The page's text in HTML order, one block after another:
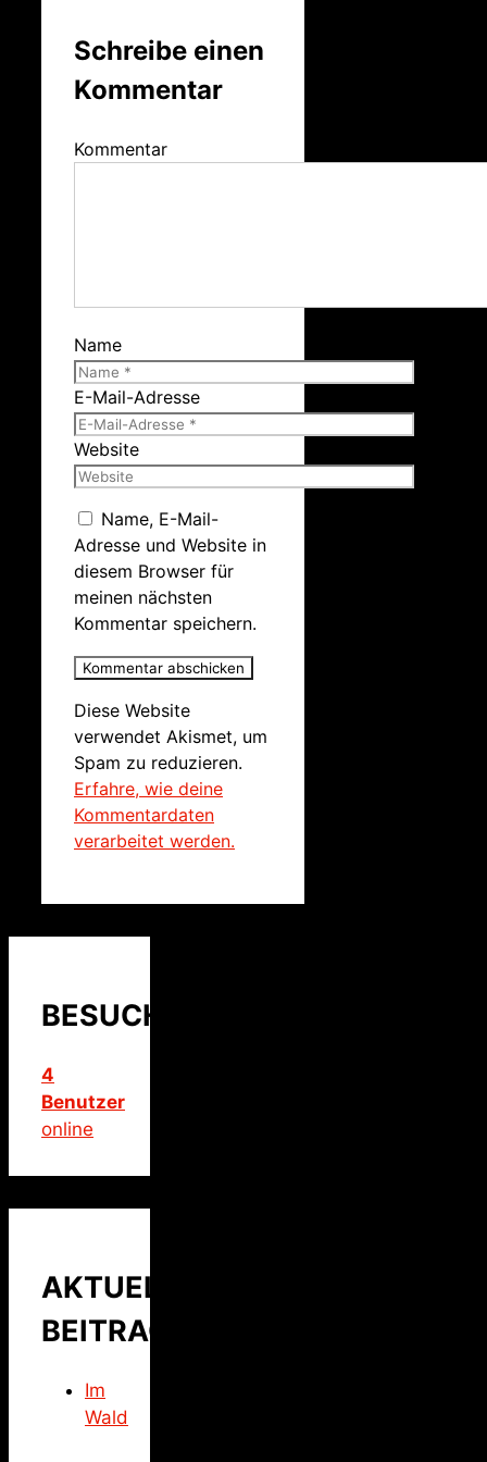
Schreibe einen
Kommentar
Kommentar
Name
E-Mail-Adresse
Website
Name, E-Mail-
Adresse und Website in
diesem Browser für
meinen nächsten
Kommentar speichern.
Diese Website
verwendet Akismet, um
Spam zu reduzieren.
Erfahre, wie deine
Kommentardaten
verarbeitet werden.
BESUCHER
4
Benutzer
online
AKTUELLER
BEITRAG
Im
Wald